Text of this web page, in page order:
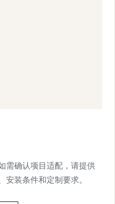
需确认项目适配，请提供
安装条件和定制要求。